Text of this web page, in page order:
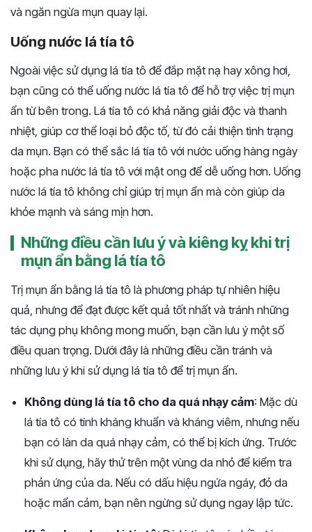
và ngăn ngừa mụn quay lại.
Uống nước lá tía tô
Ngoài việc sử dụng lá tía tô để đắp mặt nạ hay xông hơi,
bạn cũng có thể uống nước lá tía tô để hỗ trợ việc trị mụn
ẩn từ bên trong. Lá tía tô có khả năng giải độc và thanh
nhiệt, giúp cơ thể loại bỏ độc tố, từ đó cải thiện tình trạng
da mụn. Bạn có thể sắc lá tía tô với nước uống hàng ngày
hoặc pha nước lá tía tô với mật ong để dễ uống hơn. Uống
nước lá tía tô không chỉ giúp trị mụn ẩn mà còn giúp da
khỏe mạnh và sáng mịn hơn.
Những điều cần lưu ý và kiêng kỵ khi trị
mụn ẩn bằng lá tía tô
Trị mụn ẩn bằng lá tía tô là phương pháp tự nhiên hiệu
quả, nhưng để đạt được kết quả tốt nhất và tránh những
tác dụng phụ không mong muốn, bạn cần lưu ý một số
điều quan trọng. Dưới đây là những điều cần tránh và
những lưu ý khi sử dụng lá tía tô để trị mụn ẩn.
Không dùng lá tía tô cho da quá nhạy cảm: Mặc dù
lá tía tô có tính kháng khuẩn và kháng viêm, nhưng nếu
bạn có làn da quá nhạy cảm, có thể bị kích ứng. Trước
khi sử dụng, hãy thử trên một vùng da nhỏ để kiểm tra
phản ứng của da. Nếu có dấu hiệu ngứa ngáy, đỏ da
hoặc mẩn cảm, bạn nên ngừng sử dụng ngay lập tức.